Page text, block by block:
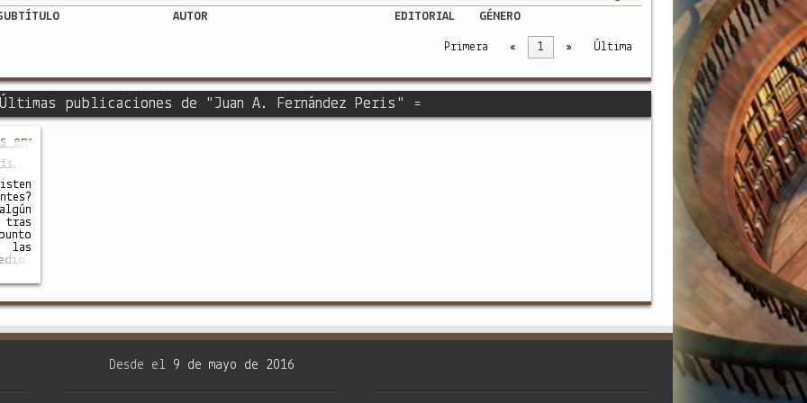
AUTOR EDITORIAL GÉNERO
Primera « 1 » Última
publicaciones de "Juan A. Fernández Peris" =
cercanos con OVNIS
,
las
nos
Desde el 9 de mayo de 2016